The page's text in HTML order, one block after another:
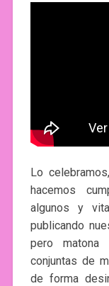
Lo
hacemos
algunos y
publicando
pero matona
conjuntas de
de forma